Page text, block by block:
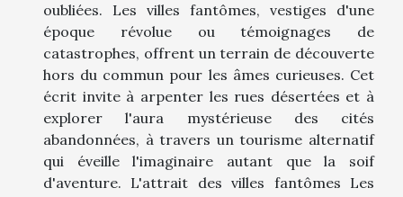
oubliées. Les villes fantômes, vestiges d'une
époque révolue ou témoignages de
catastrophes, offrent un terrain de découverte
hors du commun pour les âmes curieuses. Cet
écrit invite à arpenter les rues désertées et à
explorer l'aura mystérieuse des cités
abandonnées, à travers un tourisme alternatif
qui éveille l'imaginaire autant que la soif
d'aventure. L'attrait des villes fantômes Les